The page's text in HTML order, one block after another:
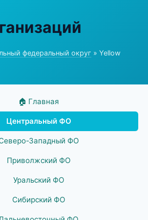
федеральный округ » Yellow
🏠 Главная
Центральный ФО
Западный ФО
Приволжский ФО
Уральский ФО
Сибирский ФО